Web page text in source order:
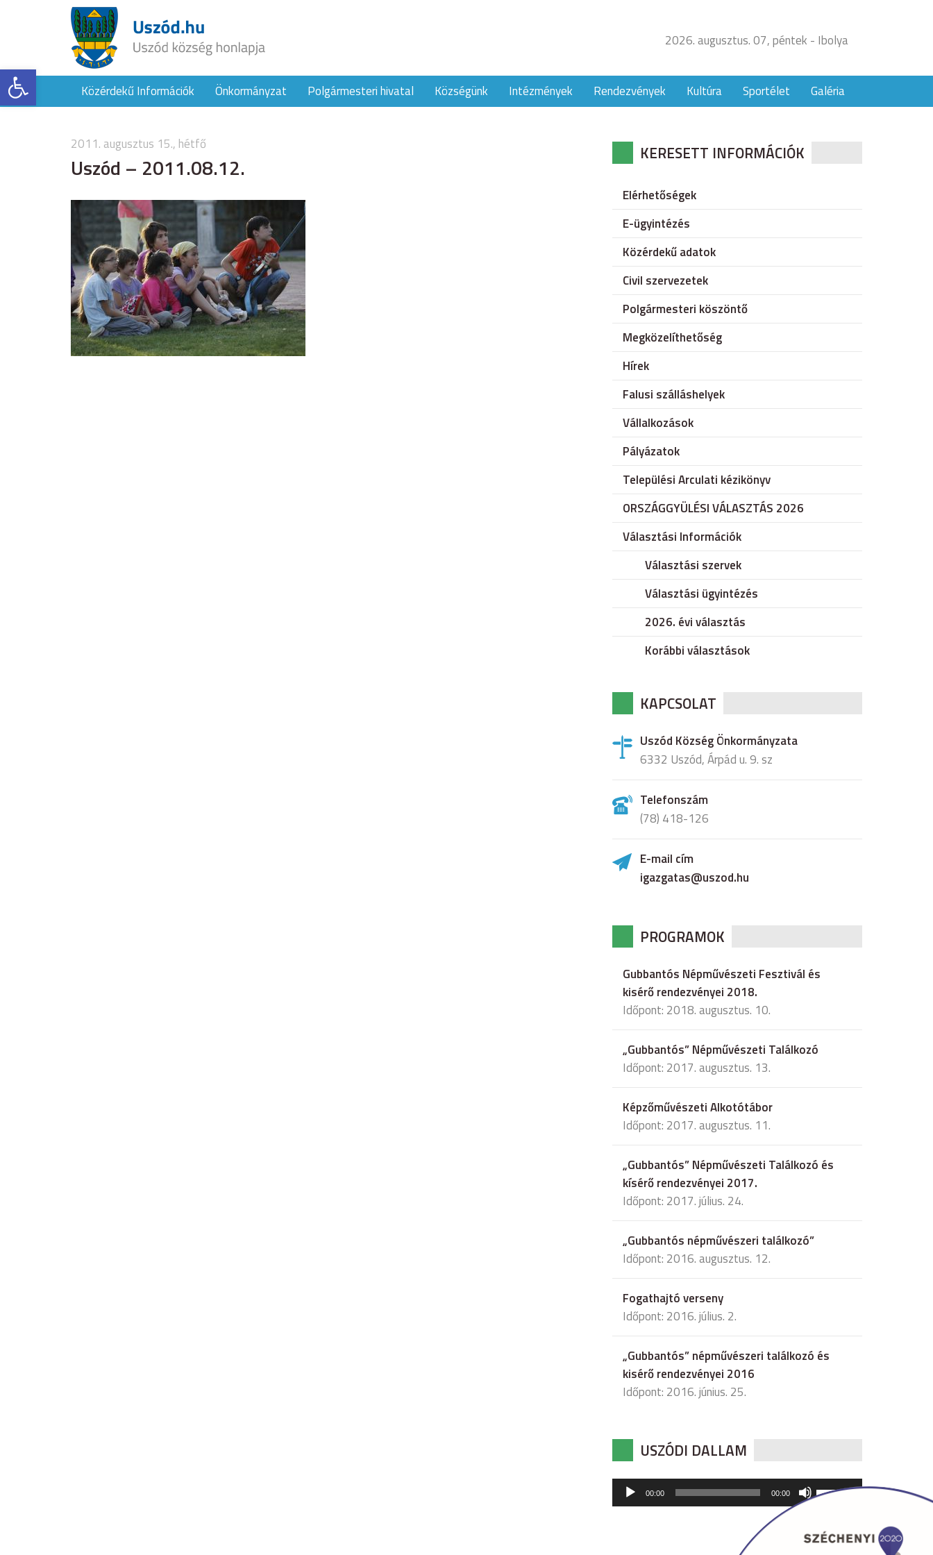
Eszköztár megnyitása
2026. augusztus. 07, péntek - Ibolya
Közérdekű Információk Önkormányzat Polgármesteri hivatal Községünk Intézmények Rendezvények Kultúra Sportélet Galéria
2011. augusztus 15., hétfő
Uszód – 2011.08.12. KERESETT INFORMÁCIÓK
Elérhetőségek
E-ügyintézés
Közérdekű adatok
Civil szervezetek
Polgármesteri köszöntő
Megközelíthetőség
Hírek
Falusi szálláshelyek
Vállalkozások
Pályázatok
Települési Arculati kézikönyv
ORSZÁGGYÜLÉSI VÁLASZTÁS 2026
Választási Információk
Választási szervek
Választási ügyintézés
2026. évi választás
Korábbi választások
KAPCSOLAT
Uszód Község Önkormányzata
6332 Uszód, Árpád u. 9. sz
Telefonszám
(78) 418-126
E-mail cím
igazgatas@uszod.hu
PROGRAMOK
Gubbantós Népművészeti Fesztivál és
kisérő rendezvényei 2018.
Időpont: 2018. augusztus. 10.
„Gubbantós” Népművészeti Találkozó
Időpont: 2017. augusztus. 13.
Képzőművészeti Alkotótábor
Időpont: 2017. augusztus. 11.
„Gubbantós” Népművészeti Találkozó és
kísérő rendezvényei 2017.
Időpont: 2017. július. 24.
„Gubbantós népművészeri találkozó”
Időpont: 2016. augusztus. 12.
Fogathajtó verseny
Időpont: 2016. július. 2.
„Gubbantós” népművészeri találkozó és
kisérő rendezvényei 2016
Időpont: 2016. június. 25.
USZÓDI DALLAM
Audió
lejátszó
00:00 00:00
hangerő
csökkentéséhez